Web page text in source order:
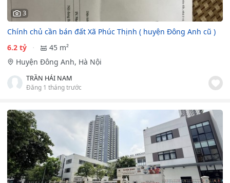
3
Chính chủ cần bán đất Xã Phúc Thịnh ( huyện Đông Anh cũ )
6.2 tỷ
45 m²
Huyện Đông Anh, Hà Nội
TRẦN HẢI NAM
Đăng 1 tháng trước